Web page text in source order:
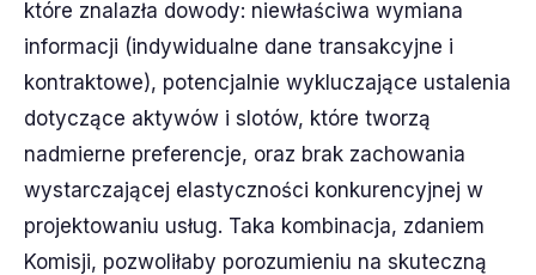
które znalazła dowody: niewłaściwa wymiana
informacji (indywidualne dane transakcyjne i
kontraktowe), potencjalnie wykluczające ustalenia
dotyczące aktywów i slotów, które tworzą
nadmierne preferencje, oraz brak zachowania
wystarczającej elastyczności konkurencyjnej w
projektowaniu usług. Taka kombinacja, zdaniem
Komisji, pozwoliłaby porozumieniu na skuteczną